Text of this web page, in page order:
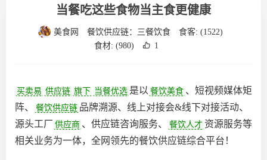
当餐吃这些食物当主食更健康
美食网 餐饮供应链： 三餐饮食 食客: (1522)
食材: (980) 1
买卖易 供应链 旗下 当餐优选 是以 餐饮美食 、短视频媒体矩
阵、
餐饮供应链 品牌溯源、线上对接会&线下对接活动、
源头工厂 供应商 、供应链咨询服务、 餐饮人才 资源服务等
相关业务为一体，全网领先的餐饮供应链综合平台‌！